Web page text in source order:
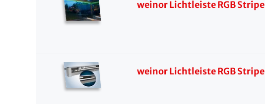
weinor Lichtleiste RGB Stripe
weinor Lichtleiste RGB Stripe